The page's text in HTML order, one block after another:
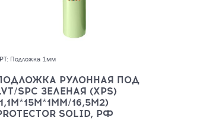
Подложка 1мм
РУЛОННАЯ ПОД
SPC ЗЕЛЕНАЯ (XPS)
16,5М2)
SOLID, РФ